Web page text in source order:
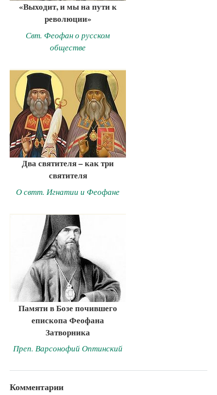
«Выходит, и мы на пути к
революции»
Свт. Феофан о русском
обществе
Два святителя – как три
святителя
О свтт. Игнатии и Феофане
Памяти в Бозе почившего
епископа Феофана
Затворника
Преп. Варсонофий Оптинский
Комментарии